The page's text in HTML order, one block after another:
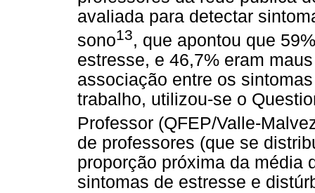
avaliada para detectar
sono13, que apontou que
estresse, e 46,7% eram
associação entre os
trabalho, utilizou-se o
Professor (QFEP/Valle-
de professores (que se
proporção próxima da média
sintomas de estresse e